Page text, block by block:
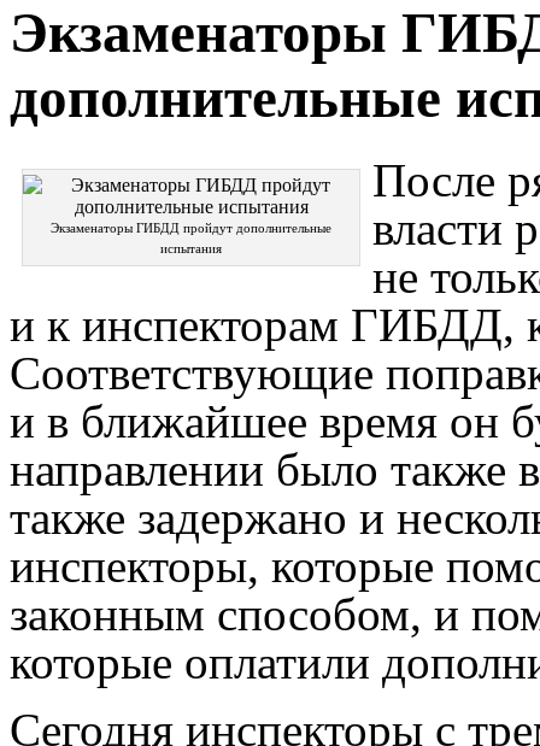
Экзаменаторы
дополнительные
Экзаменаторы ГИБДД пройдут дополнительные
испытания
После
власти
не
и к инспекторам ГИБДД,
Соответствующие
и в ближайшее время он
направлении было также
также задержано и
инспекторы, которые
законным способом, и
которые оплатили
Сегодня инспекторы с